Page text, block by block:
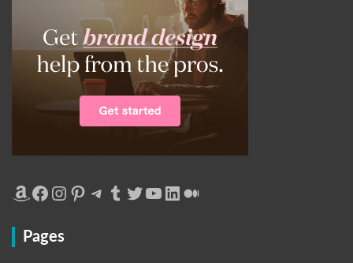
Amazon
Facebook
Instagram
Pinterest
Telegram
Tumblr
Twitter
YouTube
LinkedIn
Medium
Pages